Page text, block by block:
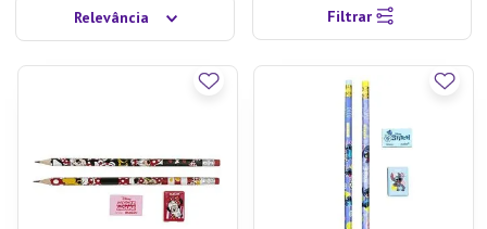
Relevância Filtrar
Bambu
5º
Prato
8º
Aparelho Jantar
Lixeira